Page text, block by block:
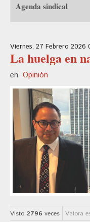
Agenda sindical
Viernes, 27 Febrero 2026
La huelga en
en Opinión
Visto 2796 veces Valora